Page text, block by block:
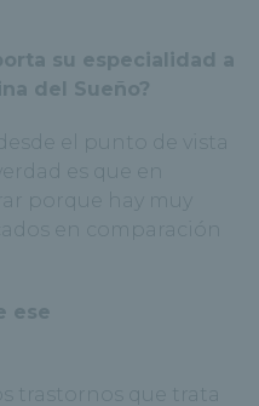
su especialidad a
del Sueño?
el punto de vista
es que en
porque hay muy
en comparación
ese
trastornos que trata